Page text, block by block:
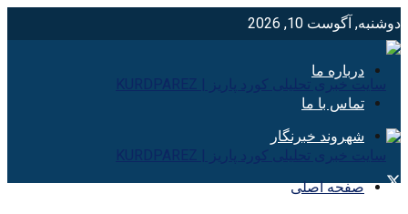
دوشنبه, آگوست 10, 2026
درباره ما
تماس با ما
شهروند خبرنگار
صفحه اصلی